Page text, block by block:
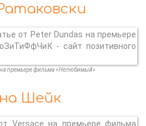
на премьере фильма «Нелюбимый»
Шейк